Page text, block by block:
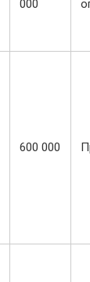
000
600 000